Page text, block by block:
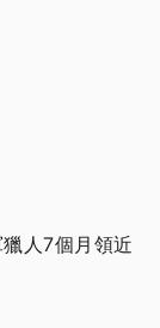
人7個月領近